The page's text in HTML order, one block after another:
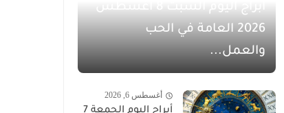
أبراج اليوم السبت 8 أغسطس
2026 العامة في الحب
والعمل...
أغسطس 6, 2026